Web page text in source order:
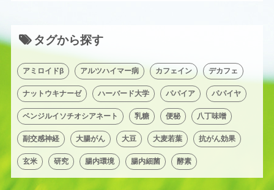
タグから探す
アミロイドβ アルツハイマー病 カフェイン デカフェ
ナットウキナーゼ ハーバード大学 パパイア パパイヤ
ベンジルイソチオシアネート 乳糖 便秘 八丁味噌
副交感神経 大腸がん 大豆 大麦若葉 抗がん効果
玄米 研究 腸内環境 腸内細菌 酵素